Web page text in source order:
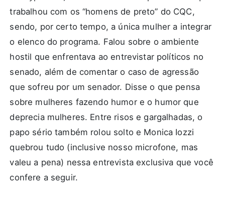
trabalhou com os “homens de preto” do CQC,
sendo, por certo tempo, a única mulher a integrar
o elenco do programa. Falou sobre o ambiente
hostil que enfrentava ao entrevistar políticos no
senado, além de comentar o caso de agressão
que sofreu por um senador. Disse o que pensa
sobre mulheres fazendo humor e o humor que
deprecia mulheres. Entre risos e gargalhadas, o
papo sério também rolou solto e Monica Iozzi
quebrou tudo (inclusive nosso microfone, mas
valeu a pena) nessa entrevista exclusiva que você
confere a seguir.